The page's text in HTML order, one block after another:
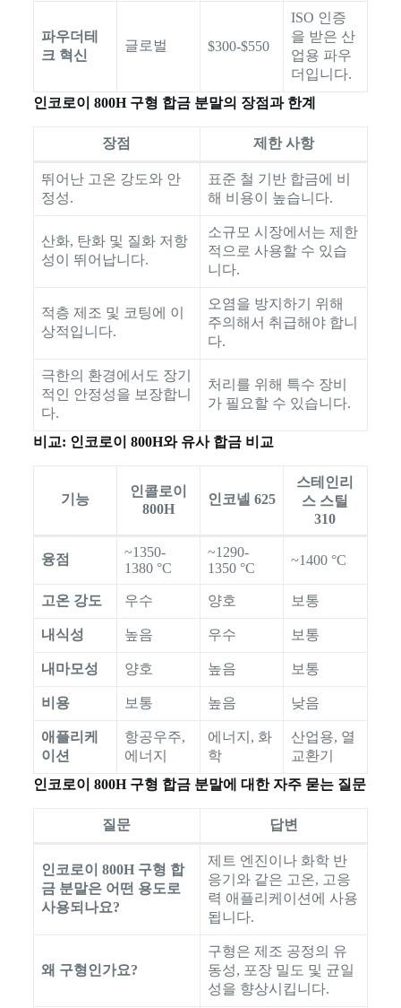
파우더테
크 혁신
글로벌 $300-$550
ISO 인증
을 받은 산
업용 파우
더입니다.
인코로이 800H 구형 합금 분말의 장점과 한계
장점 제한 사항
뛰어난 고온 강도와 안
정성.
표준 철 기반 합금에 비
해 비용이 높습니다.
산화, 탄화 및 질화 저항
성이 뛰어납니다.
소규모 시장에서는 제한
적으로 사용할 수 있습
니다.
적층 제조 및 코팅에 이
상적입니다.
오염을 방지하기 위해
주의해서 취급해야 합니
다.
극한의 환경에서도 장기
적인 안정성을 보장합니
다.
처리를 위해 특수 장비
가 필요할 수 있습니다.
비교: 인코로이 800H와 유사 합금 비교
기능
인콜로이
800H
인코넬 625
스테인리
스 스틸
310
융점
~1350-
1380 °C
~1290-
1350 °C
~1400 °C
고온 강도 우수 양호 보통
내식성 높음 우수 보통
내마모성 양호 높음 보통
비용 보통 높음 낮음
애플리케
이션
항공우주,
에너지
에너지, 화
학
산업용, 열
교환기
인코로이 800H 구형 합금 분말에 대한 자주 묻는 질문
질문 답변
인코로이 800H 구형 합
금 분말은 어떤 용도로
사용되나요?
제트 엔진이나 화학 반
응기와 같은 고온, 고응
력 애플리케이션에 사용
됩니다.
왜 구형인가요?
구형은 제조 공정의 유
동성, 포장 밀도 및 균일
성을 향상시킵니다.